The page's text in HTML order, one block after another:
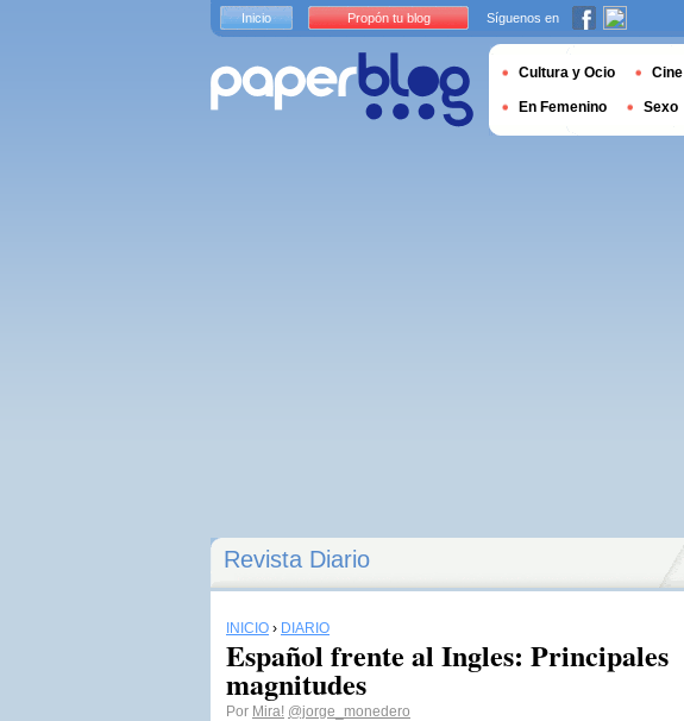
Revista Diario
INICIO › DIARIO
Español frente al Ingles: Principales
magnitudes
Por Mira! @jorge_monedero
Inicio Propón tu blog Síguenos en
Cultura y Ocio Cine
En Femenino Sexo